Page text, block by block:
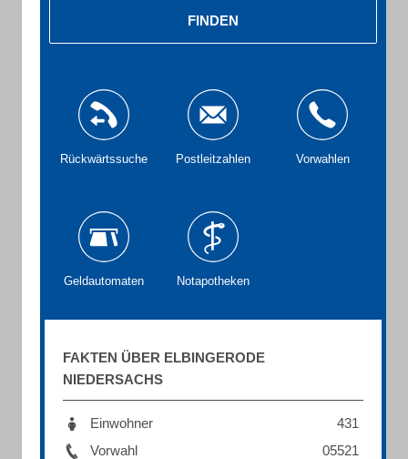
FINDEN
Rückwärtssuche Postleitzahlen Vorwahlen
Geldautomaten Notapotheken
FAKTEN ÜBER ELBINGERODE
NIEDERSACHS
Einwohner
431
Vorwahl
05521